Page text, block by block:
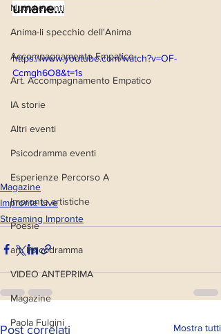
Nuovi eventi
Anima-li specchio dell'Anima
Accompagnamento Empatico
Art. Accompagnamento Empatico
IA storie
Altri eventi
Psicodramma eventi
Esperienze Percorso A
Impronte artistiche
Poesie
art. Psicodramma
VIDEO ANTEPRIMA
Magazine
Paola Fulgini
umane...
https://www.youtube.com/watch?v=OF-
Ccmgh6O8&t=1s
Magazine
Impronte Live
Streaming Impronte
Post correlati Mostra tutti